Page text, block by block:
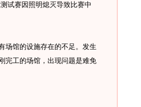
试赛因照明熄灭导致比赛中
馆的设施存在的不足。发生
完工的场馆，出现问题是难免